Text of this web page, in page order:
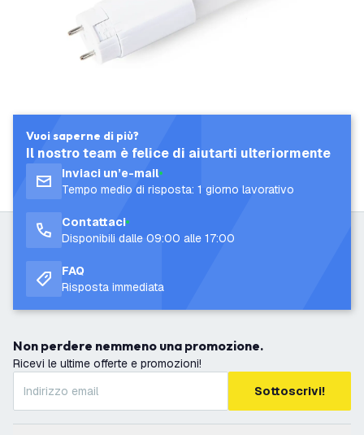
Vuoi saperne di più?
Il nostro team è felice di aiutarti ulteriormente
Inviaci un’e-mail
Tempo medio di risposta: 1 giorno lavorativo
Contattaci
Disponibili dalle 09:00 alle 17:00
FAQ
Risposta immediata
Non perdere nemmeno una promozione.
Ricevi le ultime offerte e promozioni!
Sottoscrivi!